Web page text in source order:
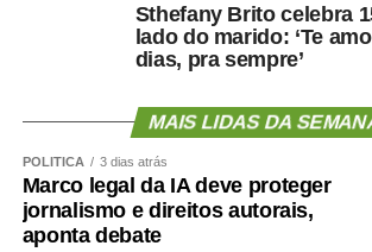
Sthefany Brito celebra
lado do marido: ‘Te
dias, pra sempre’
MAIS LIDAS DA
POLÍTICA 3 dias atrás
Marco legal da IA deve proteger
jornalismo e direitos autorais,
aponta debate